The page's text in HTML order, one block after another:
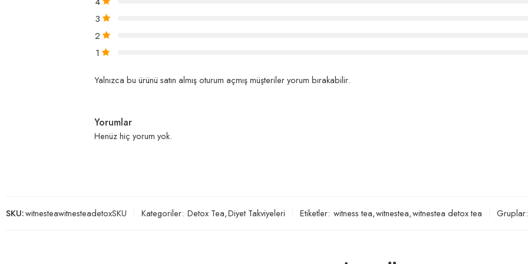
3
2
1
Yalnızca bu ürünü satın almış oturum açmış müşteriler yorum bırakabilir.
Yorumlar
Henüz hiç yorum yok.
SKU:witnesteawitnesteadetoxSKU Kategoriler: Detox Tea,Diyet Takviyeleri Etiketler: witness tea,witnestea,witnestea detox tea Gruplar: